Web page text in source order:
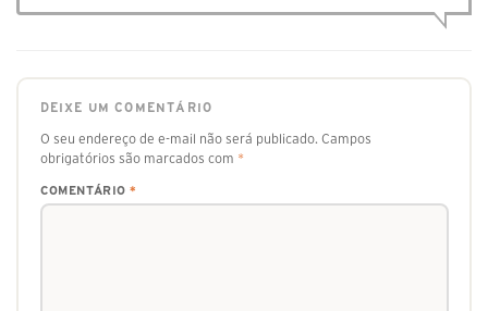
DEIXE UM COMENTÁRIO
O seu endereço de e-mail não será publicado. Campos
obrigatórios são marcados com *
COMENTÁRIO *